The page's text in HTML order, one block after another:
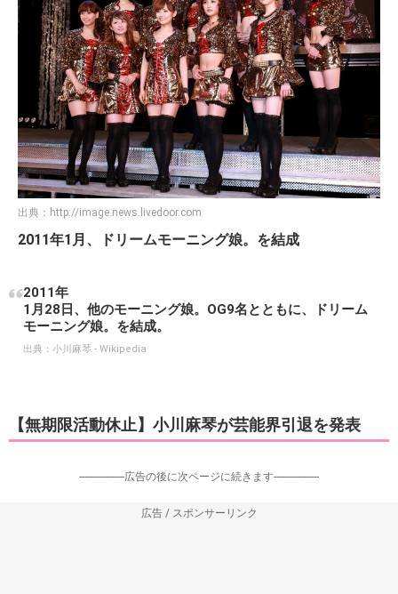
出典： http://image.news.livedoor.com
2011年1月、ドリームモーニング娘。を結成
2011年
1月28日、他のモーニング娘。OG9名とともに、ドリーム
モーニング娘。を結成。
出典： 小川麻琴 - Wikipedia
【無期限活動休止】小川麻琴が芸能界引退を発表
-----------------広告の後に次ページに続きます-----------------
広告 / スポンサーリンク